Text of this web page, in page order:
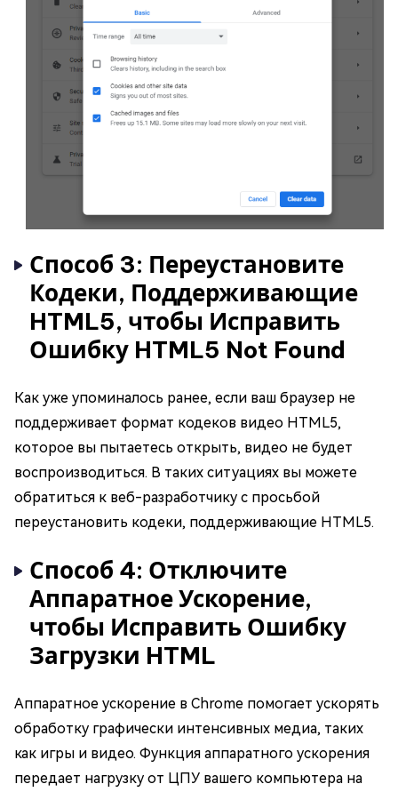
Способ 3: Переустановите
Кодеки, Поддерживающие
HTML5, чтобы Исправить
Ошибку HTML5 Not Found
Как уже упоминалось ранее, если ваш браузер не
поддерживает формат кодеков видео HTML5,
которое вы пытаетесь открыть, видео не будет
воспроизводиться. В таких ситуациях вы можете
обратиться к веб-разработчику с просьбой
переустановить кодеки, поддерживающие HTML5.
Способ 4: Отключите
Аппаратное Ускорение,
чтобы Исправить Ошибку
Загрузки HTML
Аппаратное ускорение в Chrome помогает ускорять
обработку графически интенсивных медиа, таких
как игры и видео. Функция аппаратного ускорения
передает нагрузку от ЦПУ вашего компьютера на